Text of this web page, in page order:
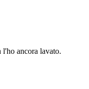
ancora lavato.